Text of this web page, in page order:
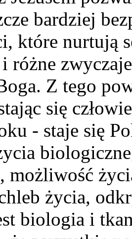
bardziej
które nurtują
różne
Z tego
się
- staje się
możliwość
życia,
biologia i